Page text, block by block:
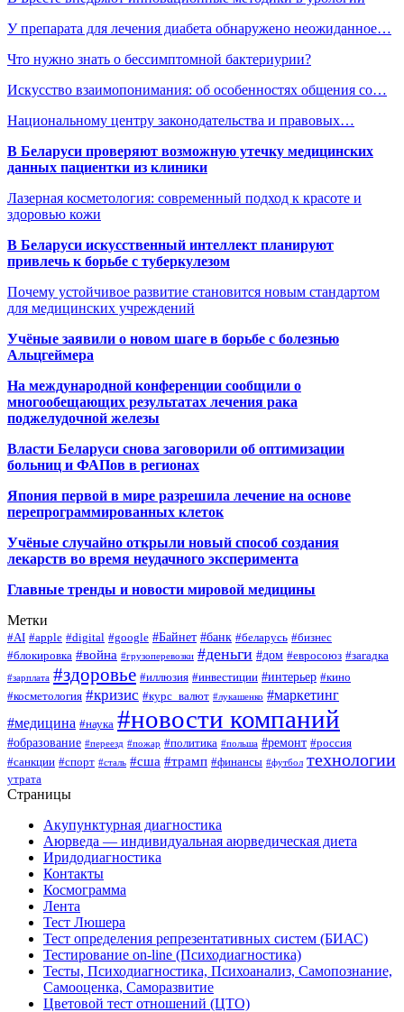
У препарата для лечения диабета обнаружено неожиданное…
Что нужно знать о бессимптомной бактериурии?
Искусство взаимопонимания: об особенностях общения со…
Национальному центру законодательства и правовых…
В Беларуси проверяют возможную утечку медицинских
данных пациентки из клиники
Лазерная косметология: современный подход к красоте и
здоровью кожи
В Беларуси искусственный интеллект планируют
привлечь к борьбе с туберкулезом
Почему устойчивое развитие становится новым стандартом
для медицинских учреждений
Учёные заявили о новом шаге в борьбе с болезнью
Альцгеймера
На международной конференции сообщили о
многообещающих результатах лечения рака
поджелудочной железы
Власти Беларуси снова заговорили об оптимизации
больниц и ФАПов в регионах
Япония первой в мире разрешила лечение на основе
перепрограммированных клеток
Учёные случайно открыли новый способ создания
лекарств во время неудачного эксперимента
Главные тренды и новости мировой медицины
Метки
#AI #apple #digital #google #Байнет #банк #беларусь #бизнес
#блокировка #война #грузоперевозки #деньги #дом #евросоюз #загадка
#зарплата #здоровье #иллюзия #инвестиции #интерьер #кино
#косметология #кризис #курс_валют #лукашенко #маркетинг
#медицина #наука #новости компаний
#образование #переезд #пожар #политика #польша #ремонт #россия
#санкции #спорт #сталь #сша #трамп #финансы #футбол технологии
утрата
Страницы
Акупунктурная диагностика
Аюрведа — индивидуальная аюрведическая диета
Иридодиагностика
Контакты
Космограмма
Лента
Тест Люшера
Тест определения репрезентативных систем (БИАС)
Тестирование on-line (Психодиагностика)
Тесты, Психодиагностика, Психоанализ, Самопознание,
Самооценка, Саморазвитие
Цветовой тест отношений (ЦТО)